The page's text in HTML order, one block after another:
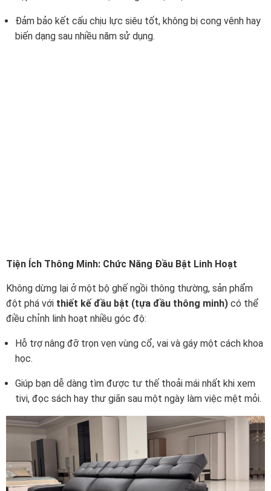
Đảm bảo kết cấu chịu lực siêu tốt, không bị cong vênh hay
biến dạng sau nhiều năm sử dụng.
Tiện Ích Thông Minh: Chức Năng Đầu Bật Linh Hoạt
Không dừng lại ở một bộ ghế ngồi thông thường, sản phẩm
đột phá với thiết kế đầu bật (tựa đầu thông minh) có thể
điều chỉnh linh hoạt nhiều góc độ:
Hỗ trợ nâng đỡ trọn vẹn vùng cổ, vai và gáy một cách khoa
học.
Giúp bạn dễ dàng tìm được tư thế thoải mái nhất khi xem
tivi, đọc sách hay thư giãn sau một ngày làm việc mệt mỏi.